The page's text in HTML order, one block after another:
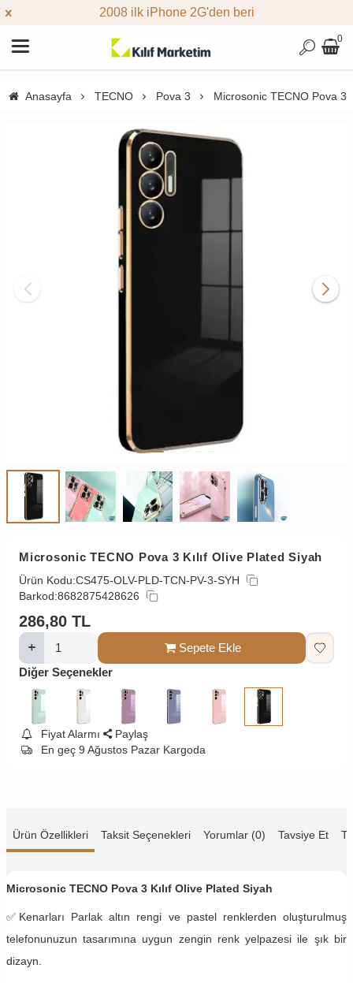
2008 ilk iPhone 2G'den beri
0
Anasayfa TECNO Pova 3 Microsonic TECNO Pova 3
Microsonic TECNO Pova 3 Kılıf Olive Plated Siyah
Ürün Kodu:CS475-OLV-PLD-TCN-PV-3-SYH
Barkod:8682875428626
286,80 TL
Sepete Ekle
Diğer Seçenekler
Fiyat Alarmı
Paylaş
En geç 9 Ağustos Pazar Kargoda
Ürün Özellikleri Taksit Seçenekleri Yorumlar (0) Tavsiye Et
Microsonic TECNO Pova 3 Kılıf Olive Plated Siyah
✅ Kenarları Parlak altın rengi ve pastel renklerden oluşturulmuş
telefonunuzun tasarımına uygun zengin renk yelpazesi ile şık bir
dizayn.